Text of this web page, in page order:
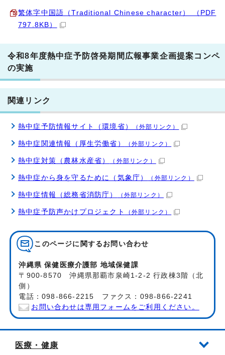
繁体字中国語（Traditional Chinese character） （PDF
797.8KB）
令和8年度熱中症予防啓発期間広報事業企画提案コンペ
の実施
関連リンク
熱中症予防情報サイト（環境省） （外部リンク）
熱中症関連情報（厚生労働省） （外部リンク）
熱中症対策（農林水産省） （外部リンク）
熱中症から身を守るために（気象庁） （外部リンク）
熱中症情報（総務省消防庁） （外部リンク）
熱中症予防声かけプロジェクト （外部リンク）
このページに関する お問い合わせ
沖縄県 保健医療介護部 地域保健課
〒900-8570 沖縄県那覇市泉崎1-2-2 行政棟3階（北
側）
電話：098-866-2215 ファクス：098-866-2241
お問い合わせは専用フォームをご利用ください。
医療・健康